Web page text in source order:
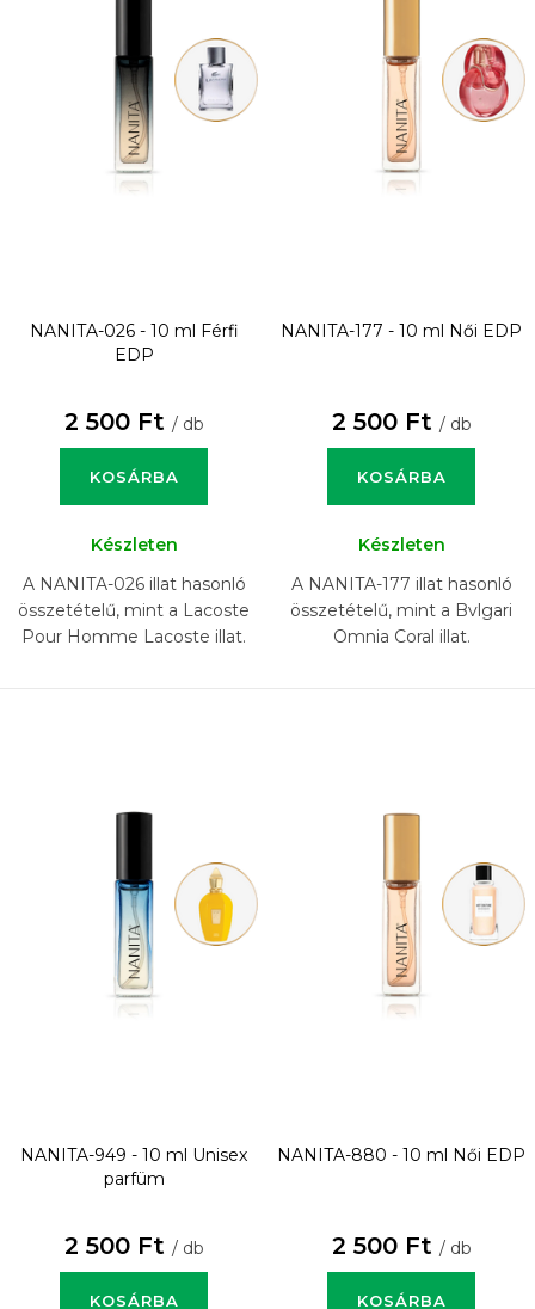
NANITA-026 - 10 ml
Férfi
EDP
2 500 Ft / db
KOSÁRBA
Készleten
A NANITA-026 illat hasonló
összetételű, mint a Lacoste
Pour Homme Lacoste illat.
NANITA-177 - 10 ml Női EDP
2 500 Ft / db
KOSÁRBA
Készleten
A NANITA-177 illat hasonló
összetételű, mint a Bvlgari
Omnia Coral illat.
NANITA-949 - 10 ml Unisex
parfüm
2 500 Ft / db
KOSÁRBA
NANITA-880 - 10 ml Női EDP
2 500 Ft / db
KOSÁRBA